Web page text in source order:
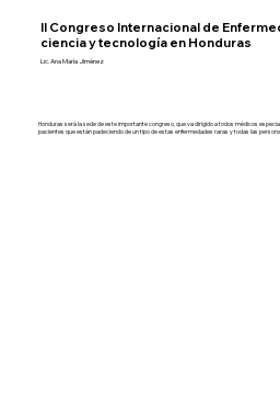
II Congreso Internacional de
ciencia y tecnología en Honduras
Lic. Ana María Jiménez
Honduras será la sede de este importante congreso, que va dirigido a todos médicos
pacientes que están padeciendo de un tipo de estas enfermedades raras y todas las